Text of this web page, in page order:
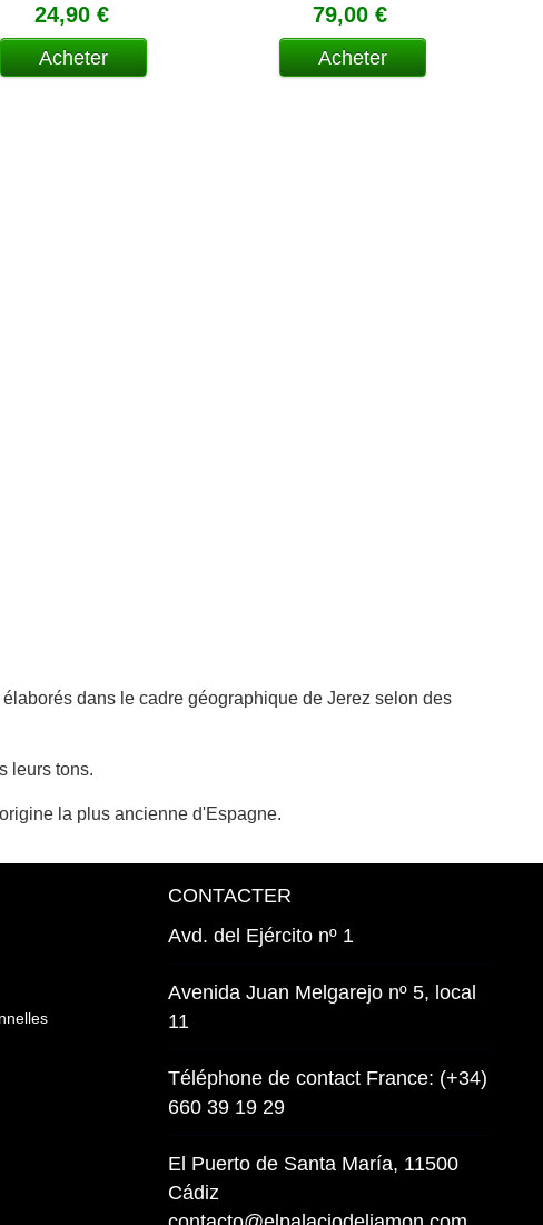
24,90 €
Acheter
79,00 €
Acheter
dans le cadre géographique de Jerez selon des
leurs tons.
la plus ancienne d'Espagne.
CONTACTER
Avd. del Ejército nº 1
Avenida Juan Melgarejo nº 5, local
11
Téléphone de contact France: (+34)
660 39 19 29
El Puerto de Santa María, 11500
Cádiz